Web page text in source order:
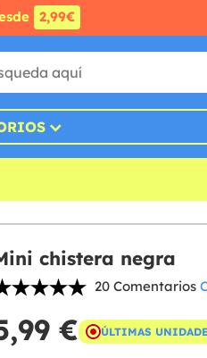
2,99€
chistera negra
20 Comentarios
€ ÚLTIMAS